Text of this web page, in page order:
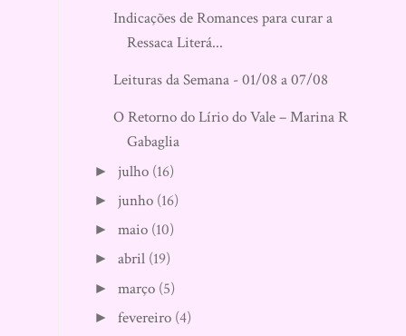
Indicações de Romances para curar a
Ressaca Literá...
Leituras da Semana - 01/08 a 07/08
O Retorno do Lírio do Vale – Marina Raja
Gabaglia
► julho (16)
► junho (16)
►maio (10)
►abril (19)
►março (5)
►fevereiro (4)